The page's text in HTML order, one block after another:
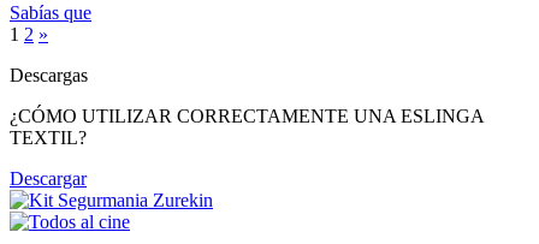
Sabías que
1 2 »
Descargas
¿CÓMO UTILIZAR CORRECTAMENTE UNA ESLINGA
TEXTIL?
Descargar